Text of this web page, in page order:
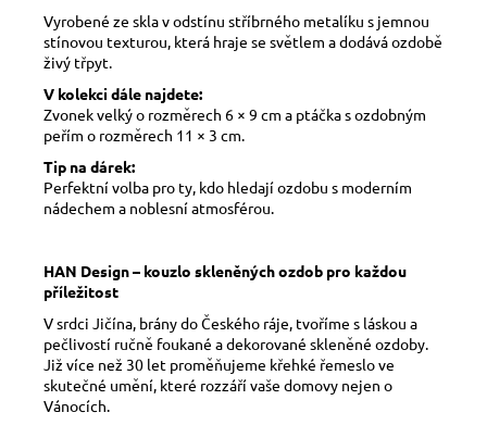
Vyrobené ze skla v odstínu stříbrného metalíku s jemnou
stínovou texturou, která hraje se světlem a dodává ozdobě
živý třpyt.
V kolekci dále najdete:
Zvonek velký o rozměrech 6 × 9 cm a ptáčka s ozdobným
peřím o rozměrech 11 × 3 cm.
Tip na dárek:
Perfektní volba pro ty, kdo hledají ozdobu s moderním
nádechem a noblesní atmosférou.
HAN Design – kouzlo skleněných ozdob pro každou
příležitost
V srdci Jičína, brány do Českého ráje, tvoříme s láskou a
pečlivostí ručně foukané a dekorované skleněné ozdoby.
Již více než 30 let proměňujeme křehké řemeslo ve
skutečné umění, které rozzáří vaše domovy nejen o
Vánocích.